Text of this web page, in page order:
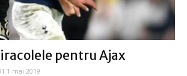
pentru Ajax
1 mai 2019